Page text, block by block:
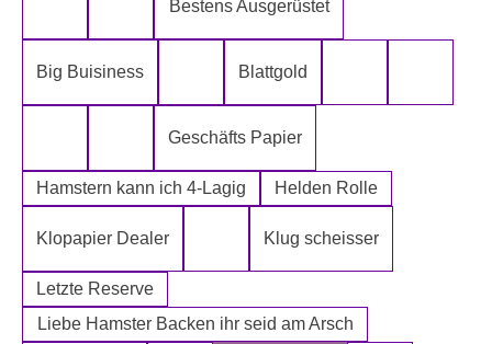
5-Lagig ich kann´s mir leisten
Alter spielt keine Rolle
Bestens Ausgerüstet
Big Buisiness
Bitte bleiben sie während der
Blattgold
Fugen Reiniger
Fürn Arsch
Geschäfts Papier
Hamstern kann ich 4-Lagig Helden Rolle
Klopapier Dealer
Klopapier Mafia
Klug scheisser
Letzte Reserve
Liebe Hamster Backen ihr seid am Arsch